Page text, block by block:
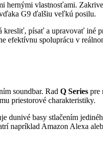
hernými vlastnosťami.
G9 ďalšiu veľkú posilu.
kresliť, písať a upravovať iné
spoluprácu v
soundbar. Rad Q Series pre
priestorové charakteristiky.
dunivé basy stlačením
napríklad Amazon Alexa